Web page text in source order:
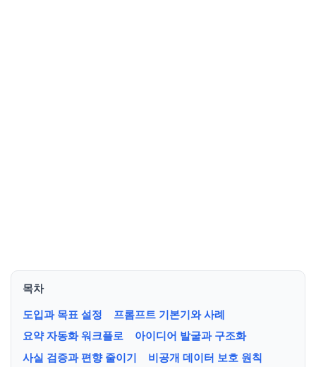
목차
도입과 목표 설정
프롬프트 기본기와 사례
요약 자동화 워크플로
아이디어 발굴과 구조화
사실 검증과 편향 줄이기
비공개 데이터 보호 원칙